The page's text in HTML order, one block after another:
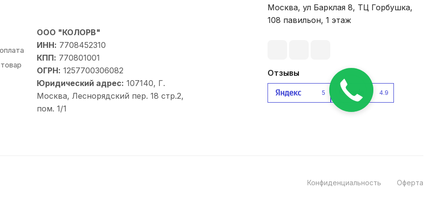
нит, True Tone, P3
60 fps
2 микрофона
ООО "КОЛОРВ"
ИНН: 7708452310
КПП: 770801001
ОГРН: 1257700306082
Юридический адрес: 107140, Г.
Москва, Леснорядский пер. 18 стр.2,
пом. 1/1
Москва, ул Барклая 8, ТЦ Горбушка,
108 павильон, 1 этаж
Отзывы
5 4.9
Конфиденциальность Оферта